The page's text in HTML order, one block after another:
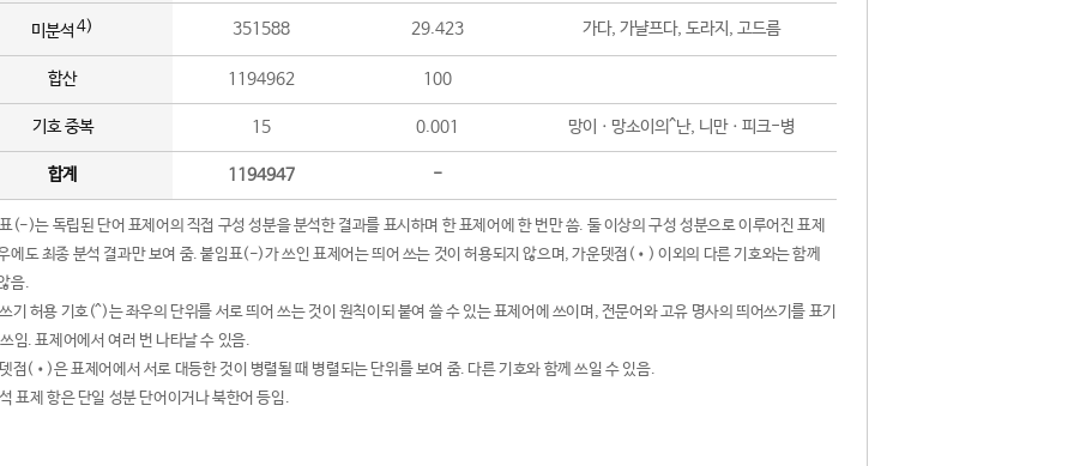
미분석 4) 351588 29.423 가다, 가냘프다, 도라지, 고드름
합산 1194962 100
기호 중복 15 0.001 망이ㆍ망소이의^난, 니만ㆍ피크-병
합계 1194947 -
(-)는 독립된 단어 표제어의 직접 구성 성분을 분석한 결과를 표시하며 한 표제어에 한 번만 씀. 둘 이상의 구성 성분으로 이루어진 표제
에도 최종 분석 결과만 보여 줌. 붙임표(-)가 쓰인 표제어는 띄어 쓰는 것이 허용되지 않으며, 가운뎃점(•) 이외의 다른 기호와는 함께
음.
기 허용 기호(^)는 좌우의 단위를 서로 띄어 쓰는 것이 원칙이되 붙여 쓸 수 있는 표제어에 쓰이며, 전문어와 고유 명사의 띄어쓰기를 표기
임. 표제어에서 여러 번 나타날 수 있음.
점(•)은 표제어에서 서로 대등한 것이 병렬될 때 병렬되는 단위를 보여 줌. 다른 기호와 함께 쓰일 수 있음.
표제 항은 단일 성분 단어이거나 북한어 등임.